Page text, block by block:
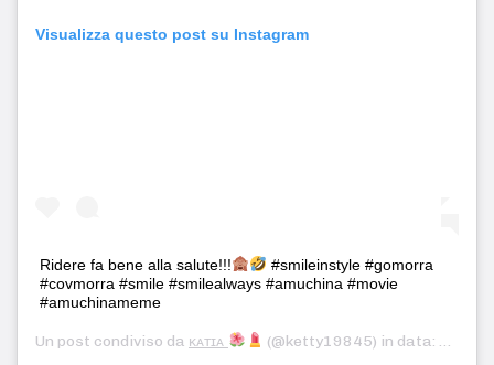
Visualizza questo post su Instagram
Ridere fa bene alla salute!!!
#smileinstyle #gomorra
#covmorra #smile #smilealways #amuchina #movie
#amuchinameme
Un post condiviso da ᴋᴀᴛɪᴀ (@ketty19845) in data: